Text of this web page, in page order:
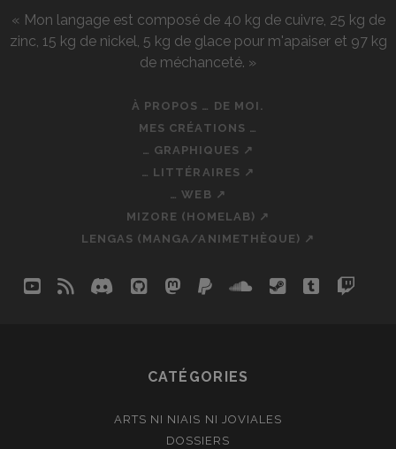
« Mon langage est composé de 40 kg de cuivre, 25 kg de
zinc, 15 kg de nickel, 5 kg de glace pour m'apaiser et 97 kg
de méchanceté. »
À PROPOS … DE MOI.
MES CRÉATIONS …
… GRAPHIQUES ↗
… LITTÉRAIRES ↗
… WEB ↗
MIZORE (HOMELAB) ↗
LENGAS (MANGA/ANIMETHÈQUE) ↗
youtube
rss discord
githubmastodon
paypalsoundcloud
steamtumblr
CATÉGORIES
ARTS NI NIAIS NI JOVIALES
DOSSIERS